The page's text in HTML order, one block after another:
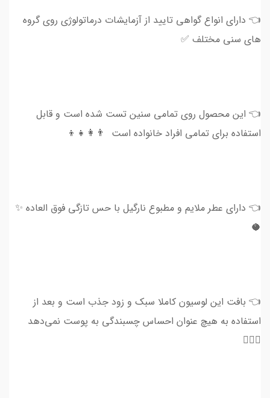
👈 دارای انواع گواهی تایید از آزمایشات درماتولوژی روی گروه
های سنی مختلف ✅
👈 این محصول روی تمامی سنین تست شده است و قابل
استفاده برای تمامی افراد خانواده است 👨‍👩‍👧‍👦
👈 دارای عطر ملایم و مطبوع نارگیل با حس تازگی فوق العاده ✨
🥥
👈 بافت این لوسیون کاملا سبک و زود جذب است و بعد از
استفاده به هیچ عنوان احساس چسبندگی به پوست نمی‌دهد
🙅🏻‍♀